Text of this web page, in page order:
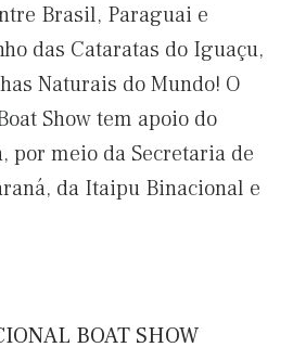
Brasil, Paraguai e
das Cataratas do Iguaçu,
Naturais do Mundo! O
Show tem apoio do
por meio da Secretaria de
da Itaipu Binacional e
BOAT SHOW